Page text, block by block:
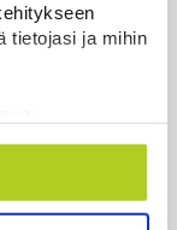
tietojasi ja mihin